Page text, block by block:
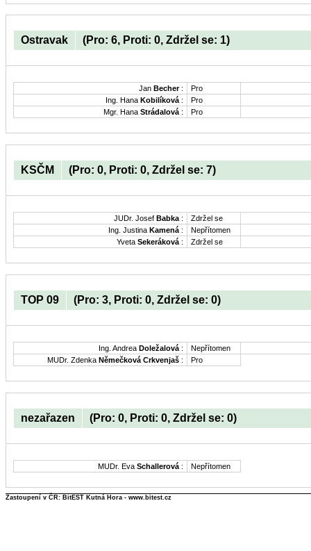
Ostravak (Pro: 6, Proti: 0, Zdržel se: 1)
Jan Becher:
Pro
Ing. Hana Kobilíková :
Pro
Mgr. Hana Strádalová : Pro
KSČM (Pro: 0, Proti: 0, Zdržel se: 7)
JUDr. Josef Babka :
Zdržel se
Ing. Justina Kamená :
Nepřítomen
Yveta Sekeráková : Zdržel se
TOP 09 (Pro: 3, Proti: 0, Zdržel se: 0)
Ing. Andrea Doležalová :
Nepřítomen
MUDr. Zdenka Němečková Crkvenjaš : Pro
nezařazen (Pro: 0, Proti: 0, Zdržel se: 0)
MUDr. Eva Schallerová : Nepřítomen
Zastoupení v ČR: BitEST Kutná Hora - www.bitest.cz